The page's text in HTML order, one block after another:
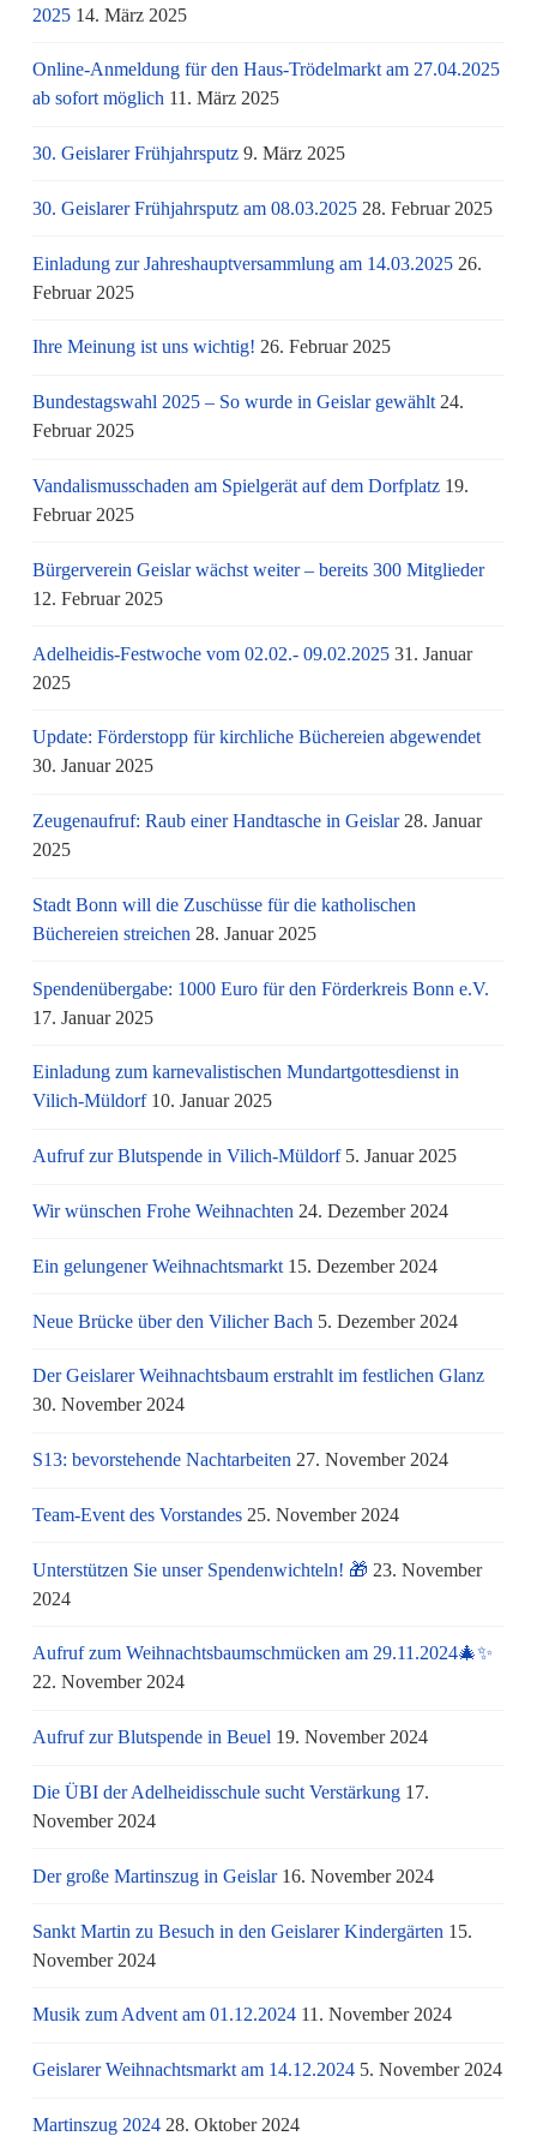
2025 14. März 2025
Online-Anmeldung für den Haus-Trödelmarkt am 27.04.2025
ab sofort möglich 11. März 2025
30. Geislarer Frühjahrsputz 9. März 2025
30. Geislarer Frühjahrsputz am 08.03.2025 28. Februar 2025
Einladung zur Jahreshauptversammlung am 14.03.2025 26.
Februar 2025
Ihre Meinung ist uns wichtig! 26. Februar 2025
Bundestagswahl 2025 – So wurde in Geislar gewählt 24.
Februar 2025
Vandalismusschaden am Spielgerät auf dem Dorfplatz 19.
Februar 2025
Bürgerverein Geislar wächst weiter – bereits 300 Mitglieder
12. Februar 2025
Adelheidis-Festwoche vom 02.02.- 09.02.2025 31. Januar
2025
Update: Förderstopp für kirchliche Büchereien abgewendet
30. Januar 2025
Zeugenaufruf: Raub einer Handtasche in Geislar 28. Januar
2025
Stadt Bonn will die Zuschüsse für die katholischen
Büchereien streichen 28. Januar 2025
Spendenübergabe: 1000 Euro für den Förderkreis Bonn e.V.
17. Januar 2025
Einladung zum karnevalistischen Mundartgottesdienst in
Vilich-Müldorf 10. Januar 2025
Aufruf zur Blutspende in Vilich-Müldorf 5. Januar 2025
Wir wünschen Frohe Weihnachten 24. Dezember 2024
Ein gelungener Weihnachtsmarkt 15. Dezember 2024
Neue Brücke über den Vilicher Bach 5. Dezember 2024
Der Geislarer Weihnachtsbaum erstrahlt im festlichen Glanz
30. November 2024
S13: bevorstehende Nachtarbeiten 27. November 2024
Team-Event des Vorstandes 25. November 2024
Unterstützen Sie unser Spendenwichteln! 🎁 23. November
2024
Aufruf zum Weihnachtsbaumschmücken am 29.11.2024🎄✨
22. November 2024
Aufruf zur Blutspende in Beuel 19. November 2024
Die ÜBI der Adelheidisschule sucht Verstärkung 17.
November 2024
Der große Martinszug in Geislar 16. November 2024
Sankt Martin zu Besuch in den Geislarer Kindergärten 15.
November 2024
Musik zum Advent am 01.12.2024 11. November 2024
Geislarer Weihnachtsmarkt am 14.12.2024 5. November 2024
Martinszug 2024 28. Oktober 2024